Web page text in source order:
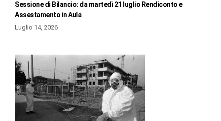
Sessione di Bilancio: da martedì 21 luglio Rendiconto e
Assestamento in Aula
Luglio 14, 2026